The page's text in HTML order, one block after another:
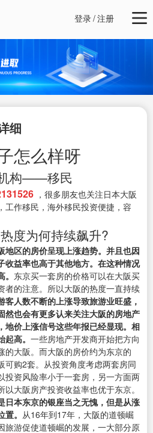
登录/注册
细
怎么样呀
构——移民
，很多朋友也关注日本大阪
工作移民，海外移民投资便捷，容
度为何持续飙升?
地区的房价呈现上涨趋势。并且也因
收益率也高于其他地方。在这种情况
东京买一套房的价格可以在大阪买
者的注意。所以大阪的热度一直持续
客人数不断的上涨导致旅游业旺盛，
然也会有更多认来关注大阪的房地产
地价上涨信号这些年报已经显现。相
高。 一些房地产开发商开始把方向
的大阪。而大阪的房价约为东京的
可购2套。从投资角度考虑两套房同
投资风险率小于一套房，另一方面两
大阪房产投资收益率也优于东京。
日本东京的银座当之无愧，但是从涨
。 从16年到17年，大阪的道顿崛
旅游促使道顿崛的发展，一大部分原